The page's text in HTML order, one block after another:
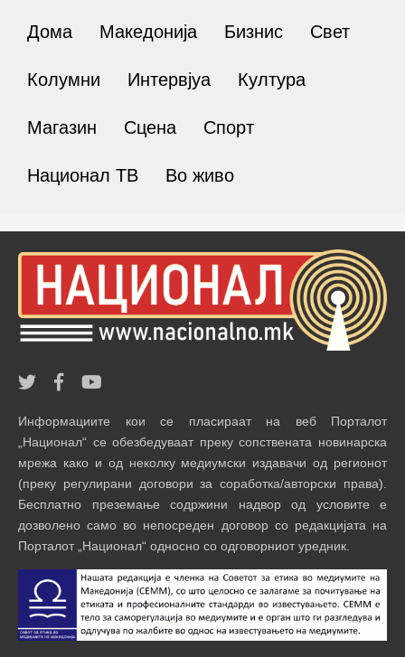
Дома Македонија Бизнис Свет
Колумни Интервјуа Култура
Магазин Сцена Спорт
Национал ТВ Во живо
Информациите кои се пласираат на веб Порталот
„Национал“ се обезбедуваат преку сопствената новинарска
мрежа како и од неколку медиумски издавачи од регионот
(преку регулирани договори за соработка/авторски права).
Бесплатно преземање содржини надвор од условите е
дозволено само во непосреден договор со редакцијата на
Порталот „Национал“ односно со одговорниот уредник.